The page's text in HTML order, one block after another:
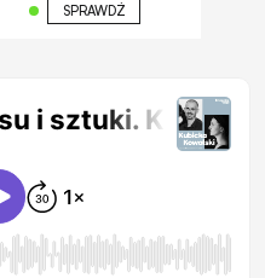
SPRAWDŹ